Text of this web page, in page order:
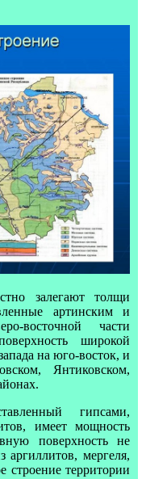
залегают толщи
артинским и
восточной части
широкой
на юго-восток, и
Янтиковском,
гипсами,
имеет мощность
поверхность не
аргиллитов, мергеля,
строение территории